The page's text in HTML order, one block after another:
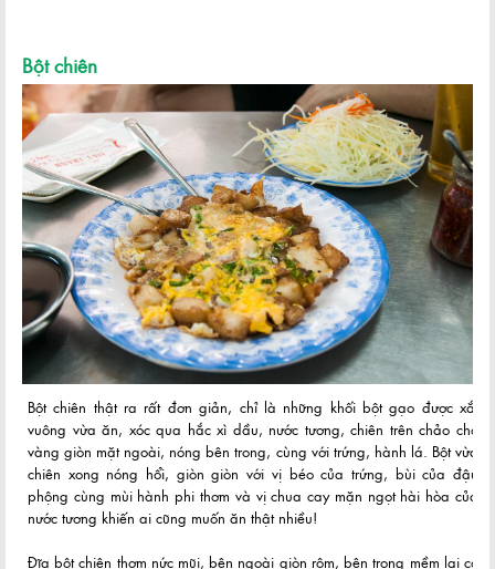
Bột chiên
Bột chiên thật ra rất đơn giản, chỉ là những khối bột gạo được xắt
vuông vừa ăn, xóc qua hắc xì dầu, nước tương, chiên trên chảo cho
vàng giòn mặt ngoài, nóng bên trong, cùng với trứng, hành lá. Bột vừa
chiên xong nóng hổi, giòn giòn với vị béo của trứng, bùi của đậu
phộng cùng mùi hành phi thơm và vị chua cay mặn ngọt hài hòa của
nước tương khiến ai cũng muốn ăn thật nhiều!
Đĩa bột chiên thơm nức mũi, bên ngoài giòn rộm, bên trong mềm lại có